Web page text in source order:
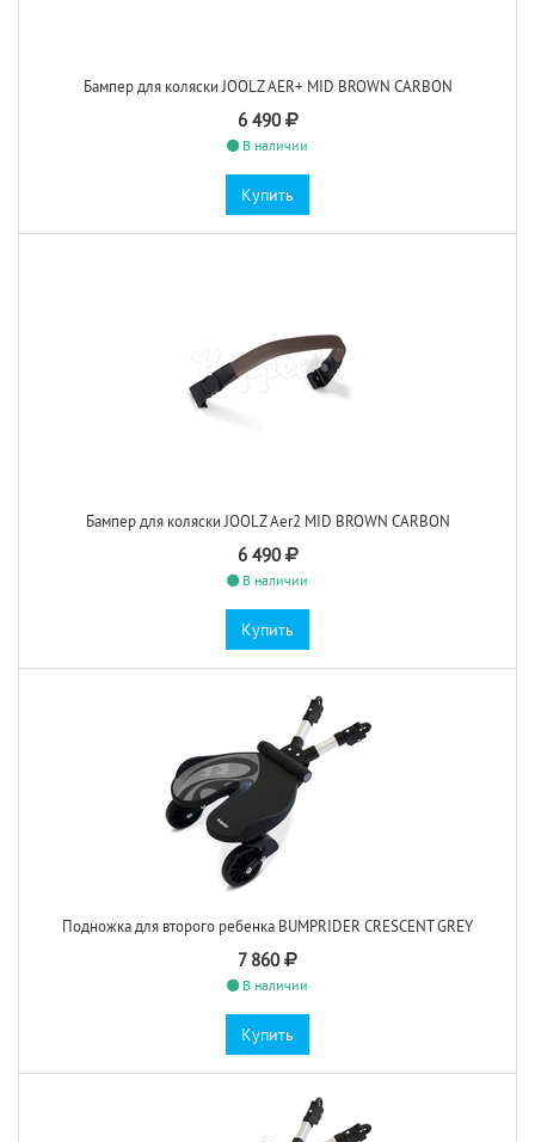
Бампер для коляски JOOLZ AER+ MID BROWN CARBON
6 490
В наличии
Купить
Бампер для коляски JOOLZ Aer2 MID BROWN CARBON
6 490
В наличии
Купить
Подножка для второго ребенка BUMPRIDER CRESCENT GREY
7 860
В наличии
Купить